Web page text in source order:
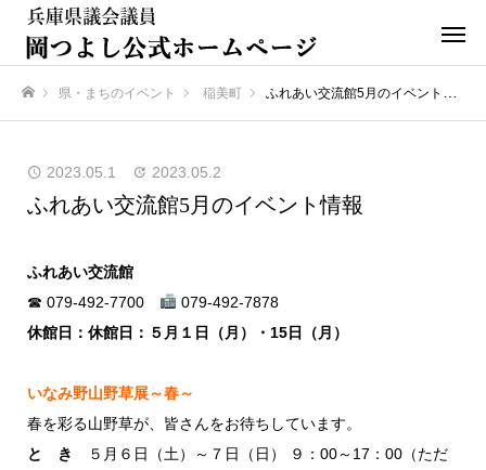
県・まちのイベント 稲美町 ふれあい交流館5月のイベント情報
2023.05.1 2023.05.2
ふれあい交流館5月のイベント情報
ふれあい交流館
☎ 079-492-7700
079-492-7878
休館日：休館日：５月１日（月）・15日（月）
いなみ野山野草展～春～
春を彩る山野草が、皆さんをお待ちしています。
と き
５月６日（土）～７日（日） ９：00～17：00（ただ